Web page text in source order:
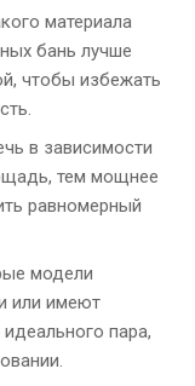
материала
бань лучше
чтобы избежать
в зависимости
тем мощнее
равномерный
модели
или имеют
пара,